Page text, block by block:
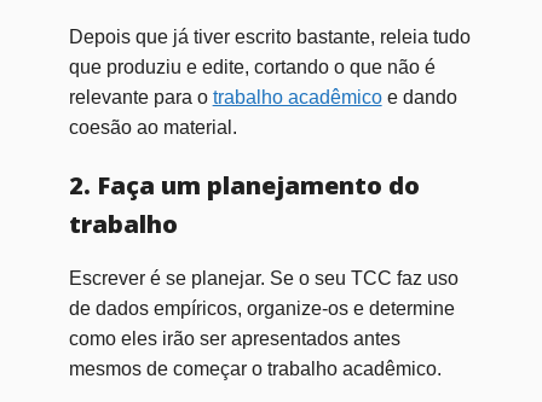
Depois que já tiver escrito bastante, releia tudo
que produziu e edite, cortando o que não é
relevante para o trabalho acadêmicoe dando
coesão ao material.
2. Faça um planejamento do
trabalho
Escrever é se planejar. Se o seu TCC faz uso
de dados empíricos, organize-os e determine
como el es irão ser apresentados antes
mesmos de começar o trabalho acadêmico.